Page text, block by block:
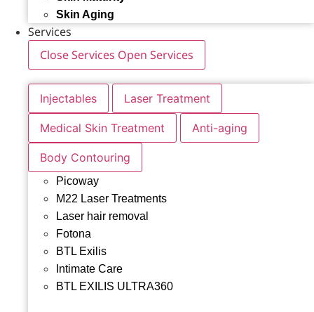
Skin Aging
Services
Close Services Open Services
Injectables Laser Treatment
Medical Skin Treatment Anti-aging
Body Contouring
Picoway
M22 Laser Treatments
Laser hair removal
Fotona
BTL Exilis
Intimate Care
BTL EXILIS ULTRA360